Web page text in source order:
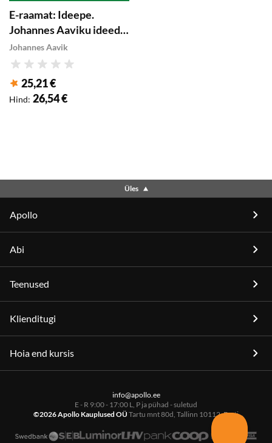
E-raamat: Ideepe.
Johannes Aaviku ideede
päevik
Johannes Aavik
Hinnang
Klubihind:
25,21 €
Hind: 26,54 €
Üles
Apollo
Abi
Teenused
Klienditugi
Hoia end kursis
info@apollo.ee
E - R 9:00 - 17:00 L, P ja pühad - suletud
©2026 Apollo Kauplused OÜ Tartu mnt 80d, Tallinn 10112, Eesti